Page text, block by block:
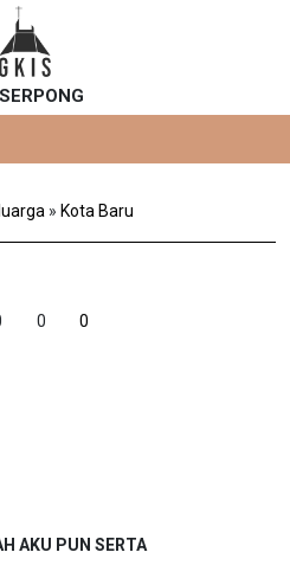
» Kota Baru
0 0
AKU PUN SERTA